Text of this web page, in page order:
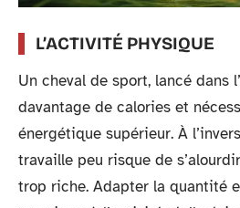
L’ACTIVITÉ PHYSIQUE
Un cheval de sport, lancé dans
davantage de calories et
énergétique supérieur. À
travaille peu risque de
trop riche. Adapter la quantité